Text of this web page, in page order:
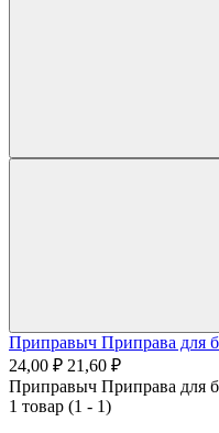
Приправыч Приправа для
24,00 ₽ 21,60 ₽
Приправыч Приправа для
1 товар (1 - 1)